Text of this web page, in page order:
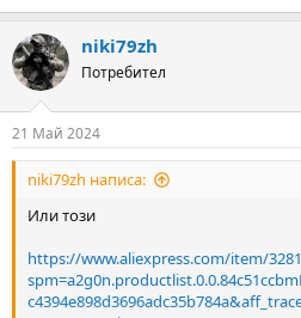
niki79zh
Потребител
21 Май 2024
niki79zh написа:
Или този
https://www.aliexpress.com/item/